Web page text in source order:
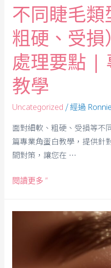
不同睫毛類
粗硬、受損
處理要點 |
教學
Uncategorized / 經過
面對細軟、粗硬、受損等不
篇專業角蛋白教學，提供針
間對策，讓您在 …
閱讀更多 ”